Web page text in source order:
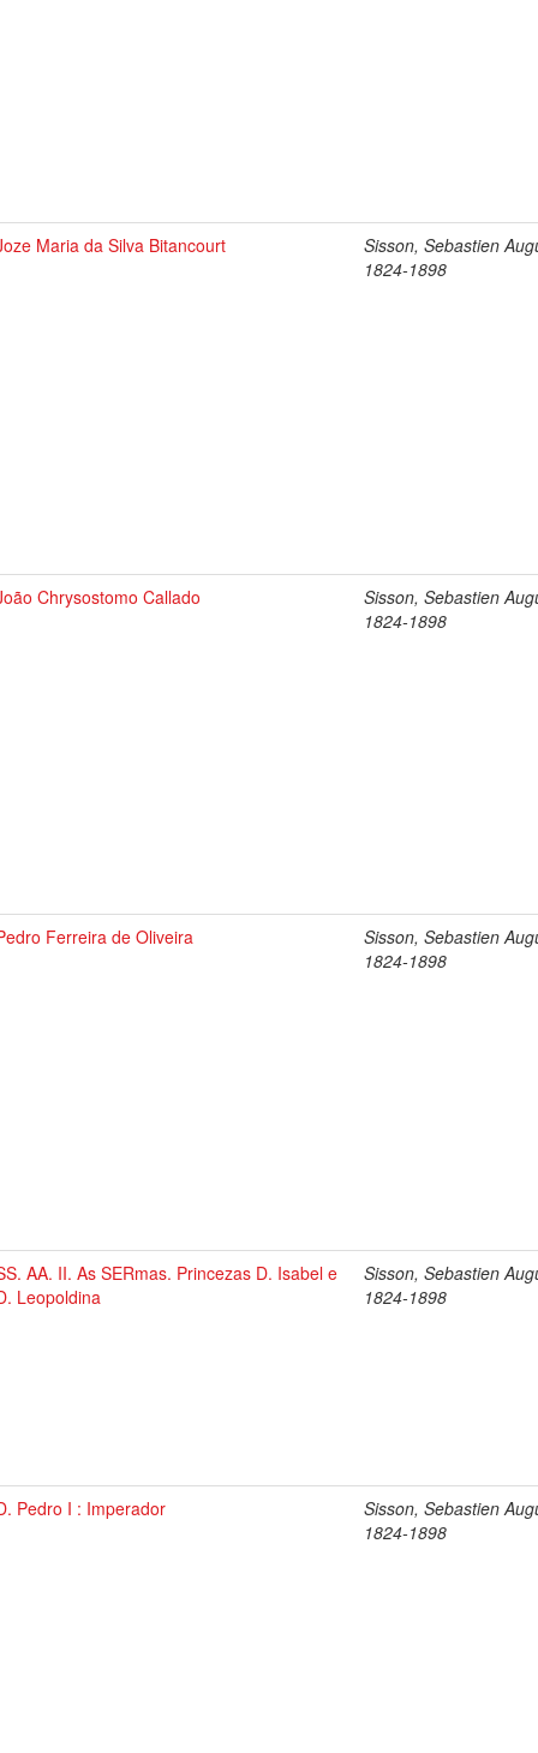
Maria da Silva Bitancourt
Sisson, Sebastien
1824-1898
Chrysostomo Callado
Sisson, Sebastien
1824-1898
Ferreira de Oliveira
Sisson, Sebastien
1824-1898
AA. II. As SERmas. Princezas D. Isabel e
Leopoldina
Sisson, Sebastien
1824-1898
Pedro I : Imperador
Sisson, Sebastien
1824-1898